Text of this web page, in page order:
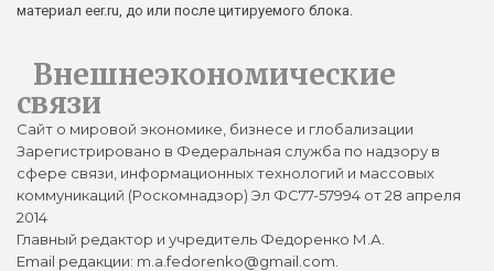
материал eer.ru, до или после цитируемого блока.
Внешнеэкономические
связи
Сайт о мировой экономике, бизнесе и глобализации
Зарегистрировано в Федеральная служба по надзору в
сфере связи, информационных технологий и массовых
коммуникаций (Роскомнадзор) Эл ФС77-57994 от 28 апреля
2014
Главный редактор и учредитель Федоренко М.А.
Email редакции: m.a.fedorenko@gmail.com.